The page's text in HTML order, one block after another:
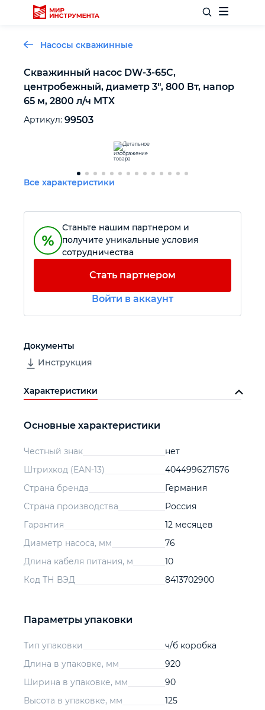
Отделочный инструмент
Слесарный инструмент
Столярный инструмент
Садовый инвентарь
Измерительный инструмент
Силовое оборудование
Автомобильный инструмент
Режущий инструмент
Прочий инструмент
Насосы скважинные
Скважинный насос DW-3-65C,
центробежный, диаметр 3", 800 Вт, напор
65 м, 2800 л/ч MTX
Артикул: 99503
Все характеристики
Станьте нашим партнером и
получите уникальные условия
сотрудничества
Стать партнером
Войти в аккаунт
Документы
Инструкция
Характеристики
Основные характеристики
Честный знак
нет
Штрихкод (EAN-13)
4044996271576
Страна бренда
Германия
Страна производства
Россия
Гарантия
12 месяцев
Диаметр насоса, мм
76
Длина кабеля питания, м
10
Код ТН ВЭД
8413702900
Параметры упаковки
Тип упаковки
ч/б коробка
Длина в упаковке, мм
920
Ширина в упаковке, мм
90
Высота в упаковке, мм
125